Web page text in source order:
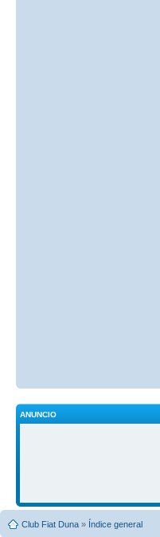
ANUNCIO
Club Fiat Duna » Índice general